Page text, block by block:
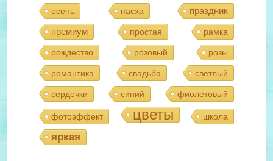
осень пасха
праздник
премиум
простая рамка
рождество розовый розы
романтика свадьба светлый
сердечки синий фиолетовый
фотоэффект цветы школа
яркая